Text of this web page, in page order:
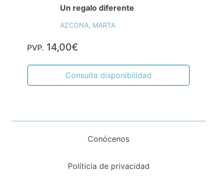
Un regalo diferente
AZCONA, MARTA
PVP. 14,00€
Consulta disponibilidad
Conócenos
Políticia de privacidad